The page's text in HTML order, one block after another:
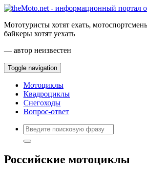
Мототуристы хотят ехать,
байкеры хотят уехать
— автор неизвестен
Toggle navigation
Мотоциклы
Квадроциклы
Снегоходы
Вопрос-ответ
Российские мотоциклы